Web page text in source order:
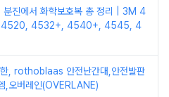
진에서 화학보호복 총 정리 | 3M 4
4532+, 4540+, 4545, 4
한, rothoblaas 안전난간대,안전발판
,오버레인(OVERLANE)